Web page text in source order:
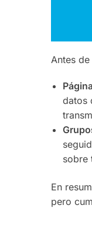
Antes
datos
sobre
En
pero